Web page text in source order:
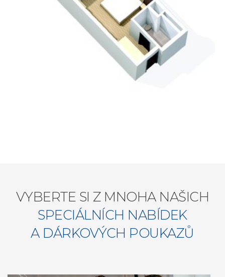
VYBERTE SI Z MNOHA NAŠICH
SPECIÁLNÍCH NABÍDEK
A DÁRKOVÝCH POUKAZŮ